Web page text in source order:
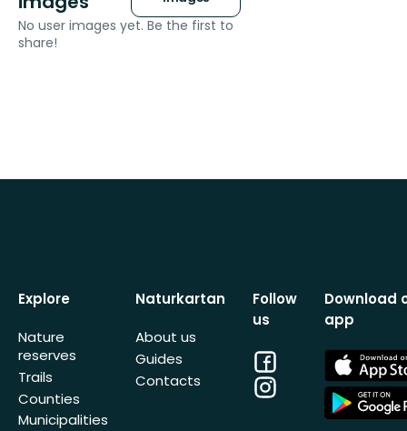
No user images yet. Be the first to
share!
Explore
Nature
reserves
Trails
Counties
Municipalities
Naturkartan
About us
Guides
Contacts
Follow
us
Facebook
Instagram
Download
app
App
Store
App
Store